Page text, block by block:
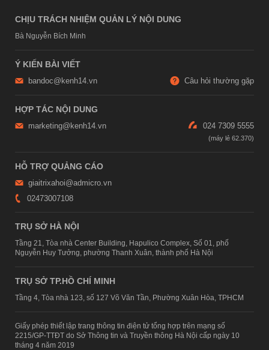
CHỊU TRÁCH NHIỆM QUẢN LÝ NỘI DUNG
Bà Nguyễn Bích Minh
Ý KIẾN BÀI VIẾT
bandoc@kenh14.vn Câu hỏi thường gặp
HỢP TÁC NỘI DUNG
marketing@kenh14.vn 024 7309 5555
HỖ TRỢ QUẢNG CÁO
giaitrixahoi@admicro.vn
02473007108
TRỤ SỞ HÀ NỘI
Tầng 21, Tòa nhà Center Building, Hapulico Complex, Số 01, phố
Nguyễn Huy Tưởng, phường Thanh Xuân, thành phố Hà Nội
TRỤ SỞ TP.HỒ CHÍ MINH
Tầng 4, Tòa nhà 123, số 127 Võ Văn Tần, Phường Xuân Hòa, TPHCM
Giấy phép thiết lập trang thông tin điện tử tổng hợp trên mạng số
2215/GP-TTĐT do Sở Thông tin và Truyền thông Hà Nội cấp ngày 10
tháng 4 năm 2019